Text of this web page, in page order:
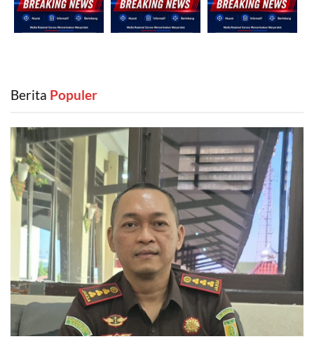
Berita ‎ Populer